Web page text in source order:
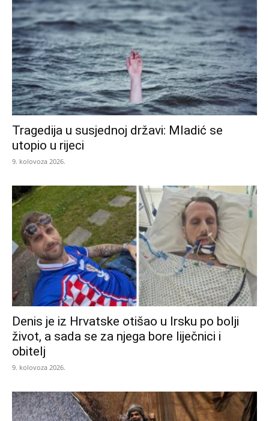
Tragedija u susjednoj državi: Mladić se
utopio u rijeci
9. kolovoza 2026.
Denis je iz Hrvatske otišao u Irsku po bolji
život, a sada se za njega bore liječnici i
obitelj
9. kolovoza 2026.